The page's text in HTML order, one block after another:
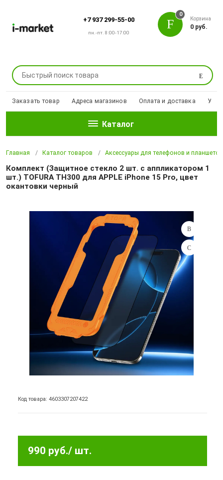
+7 937 299-55-00
пн.-пт. 8:00-17:00
Поиск
0
Корзина
0 руб.
Заказать товар Адреса магазинов Оплата и доставка
Каталог
Главная Каталог товаров Аксессуары для телефонов и планшетов
Комплект (Защитное стекло 2 шт. с аппликатором 1
шт.) TOFURA TH300 для APPLE iPhone 15 Pro, цвет
окантовки черный
Код товара: 4603307207422
990 руб./ шт.